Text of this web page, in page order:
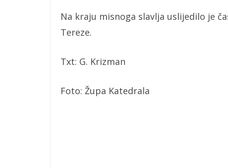
Na kraju misnoga slavlja uslijedilo je
Tereze.
Txt: G. Krizman
Foto: Župa Katedrala